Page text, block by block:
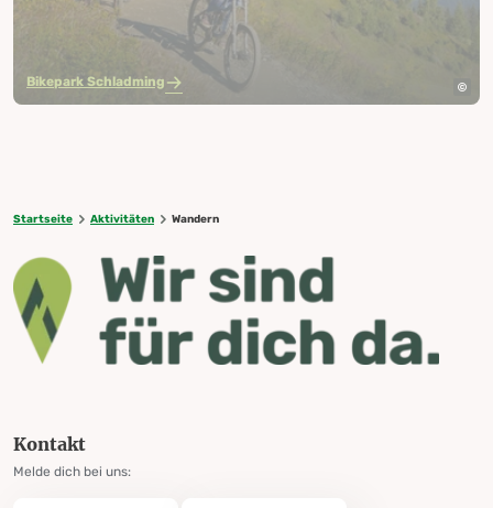
Bikepark Schladming
Startseite Aktivitäten Wandern
Kontakt
Melde dich bei uns: